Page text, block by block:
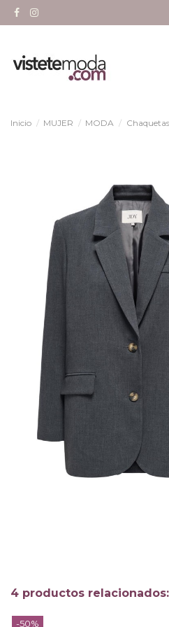
Inicio MUJER MODA
4 productos relacionados:
-50%